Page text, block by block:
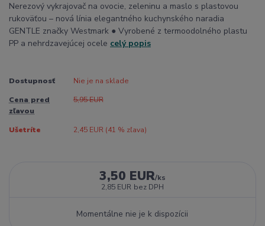
Nerezový vykrajovač na ovocie, zeleninu a maslo s plastovou
rukoväťou – nová línia elegantného kuchynského naradia
GENTLE značky Westmark ● Vyrobené z termoodolného plastu
PP a nehrdzavejúcej ocele celý popis
Dostupnosť Nie je na sklade
Cena pred
zľavou
5,95 EUR
Ušetríte 2,45 EUR (41 % zľava)
3,50 EUR/ks
2,85 EUR bez DPH
Momentálne nie je k dispozícii